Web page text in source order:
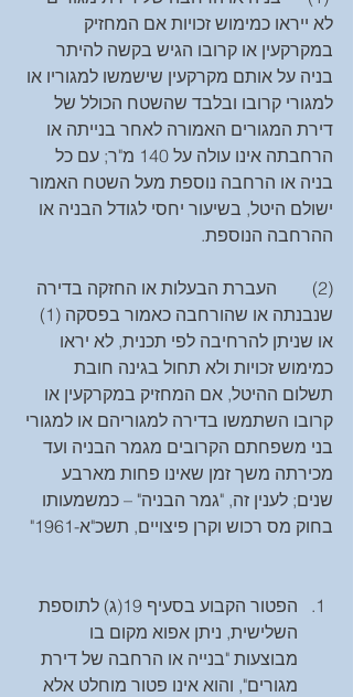
לא ייראו כמימוש זכויות אם המחזיק
במקרקעין או קרובו הגיש בקשה להיתר
בניה על אותם מקרקעין שישמשו למגוריו או
למגורי קרובו ובלבד שהשטח הכולל של
דירת המגורים האמורה לאחר בנייתה או
הרחבתה אינו עולה על 140 מ"ר; עם כל
בניה או הרחבה נוספת מעל השטח האמור
ישולם היטל, בשיעור יחסי לגודל הבניה או
ההרחבה הנוספת.
(2)        העברת הבעלות או החזקה בדירה
שנבנתה או שהורחבה כאמור בפסקה (1)
או שניתן להרחיבה לפי תכנית, לא יראו
כמימוש זכויות ולא תחול בגינה חובת
תשלום ההיטל, אם המחזיק במקרקעין או
קרובו השתמשו בדירה למגוריהם או למגורי
בני משפחתם הקרובים מגמר הבניה ועד
מכירתה משך זמן שאינו פחות מארבע
שנים; לענין זה, "גמר הבניה" – כמשמעותו
בחוק מס רכוש וקרן פיצויים, תשכ"א-1961"
הפטור הקבוע בסעיף 19(ג) לתוספת
השלישית, ניתן אפוא מקום בו
מבוצעות "בנייה או הרחבה של דירת
מגורים", והוא אינו פטור מוחלט אלא